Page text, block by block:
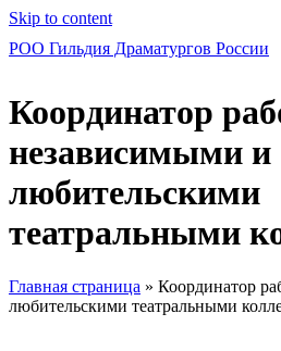
Skip to content
РОО Гильдия Драматургов России
Координатор
независимыми и
любительскими
театральными
Главная страница » Координатор
любительскими театральными